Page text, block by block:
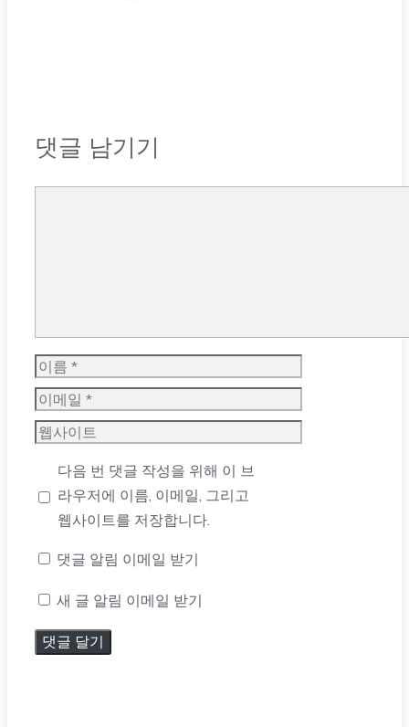
댓글 남기기
이
름
이
메
일
웹
트
다음 번 댓글 작성을 위해 이 브
라우저에 이름, 이메일, 그리고
웹사이트를 저장합니다.
댓글 알림 이메일 받기
새 글 알림 이메일 받기